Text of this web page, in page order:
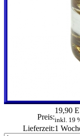
Preis:
19,90
inkl. 19
Lieferzeit:1